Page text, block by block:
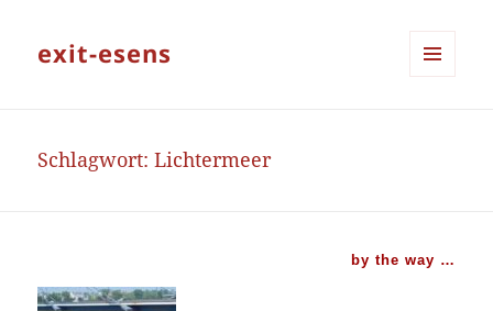
exit-esens
Schlagwort:Lichtermeer
by the way …